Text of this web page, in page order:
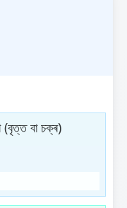
(বৃত্ত বা চক্ৰ)